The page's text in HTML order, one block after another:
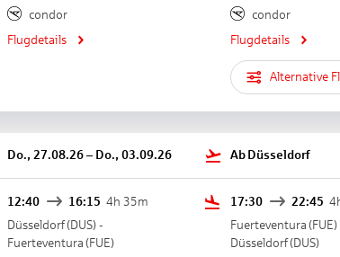
condor
Flugdetails
condor
Flugdetails
Alternative
Do., 27.08.26 – Do., 03.09.26 Ab Düsseldorf
12:40 16:15 4h 35m
Düsseldorf(DUS) -
Fuerteventura (FUE)
17:30 22:45
Fuerteventura (FUE)
Düsseldorf(DUS)